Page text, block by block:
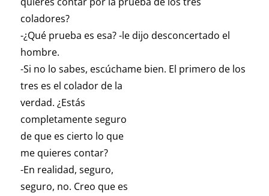
coladores?
-¿Qué prueba es esa? -le dijo desconcertado el
hombre.
-Si no lo sabes, escúchame bien. El primero de los
tres es el colador de la
verdad. ¿Estás
completamente seguro
de que es cierto lo que
me quieres contar?
-En realidad, seguro,
seguro, no. Creo que es